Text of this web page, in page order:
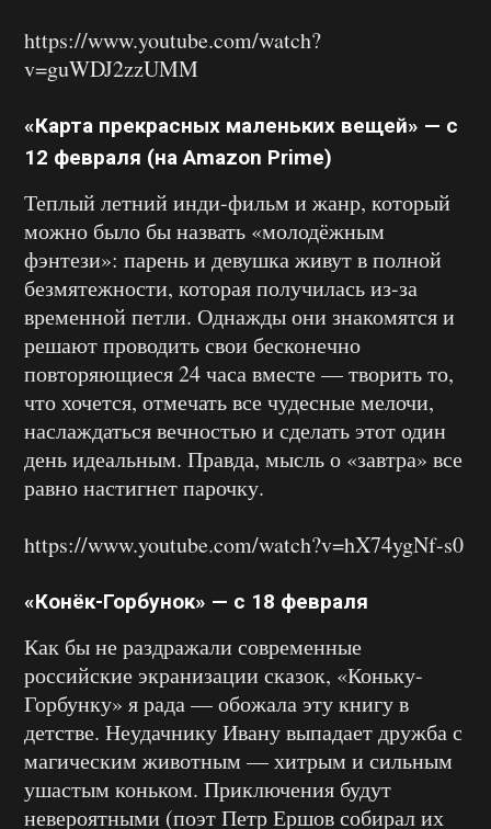
https://www.youtube.com/watch?
v=guWDJ2zzUMM
«Карта прекрасных маленьких вещей» — с
12 февраля (на Amazon Prime)
Теплый летний инди-фильм и жанр, который
можно было бы назвать «молодёжным
фэнтези»: парень и девушка живут в полной
безмятежности, которая получилась из-за
временной петли. Однажды они знакомятся и
решают проводить свои бесконечно
повторяющиеся 24 часа вместе — творить то,
что хочется, отмечать все чудесные мелочи,
наслаждаться вечностью и сделать этот один
день идеальным. Правда, мысль о «завтра» все
равно настигнет парочку.
https://www.youtube.com/watch?v=hX74ygNf-s0
«Конёк-Горбунок» — с 18 февраля
Как бы не раздражали современные
российские экранизации сказок, «Коньку-
Горбунку» я рада — обожала эту книгу в
детстве. Неудачнику Ивану выпадает дружба с
магическим животным — хитрым и сильным
ушастым коньком. Приключения будут
невероятными (поэт Петр Ершов собирал их